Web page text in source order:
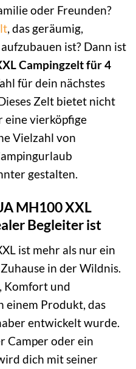
oder Freunden?
, das geräumig,
ist? Dann ist
Campingzelt für 4
für dein nächstes
Zelt bietet nicht
eine vierköpfige
Vielzahl von
gestalten.
MH100 XXL
Begleiter ist
ist mehr als nur ein
in der Wildnis.
Komfort und
einem Produkt, das
entwickelt wurde.
Camper oder ein
dich mit seiner